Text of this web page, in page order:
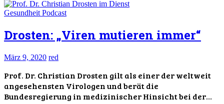
Gesundheit Podcast
Drosten: „Viren mutieren immer“
März 9, 2020 red
Prof. Dr. Christian Drosten gilt als einer der weltweit
angesehensten Virologen und berät die
Bundesregierung in medizinischer Hinsicht bei der…